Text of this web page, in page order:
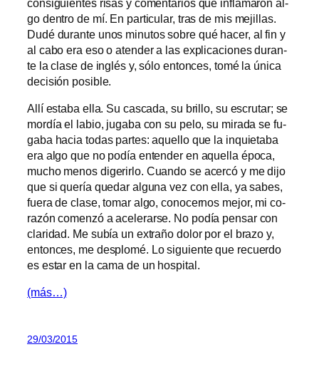
con­si­guien­tes ri­sas y co­men­ta­rios que in­fla­ma­ron al­
go den­tro de mí. En par­ti­cu­lar, tras de mis me­ji­llas.
Dudé du­ran­te unos mi­nu­tos so­bre qué ha­cer, al fin y
al ca­bo era eso o aten­der a las ex­pli­ca­cio­nes du­ran­
te la cla­se de in­glés y, só­lo en­ton­ces, to­mé la úni­ca
de­ci­sión posible.
Allí es­ta­ba ella. Su cas­ca­da, su bri­llo, su es­cru­tar; se
mor­día el la­bio, ju­ga­ba con su pe­lo, su mi­ra­da se fu­
ga­ba ha­cia to­das par­tes: aque­llo que la in­quie­ta­ba
era al­go que no po­día en­ten­der en aque­lla épo­ca,
mu­cho me­nos di­ge­rir­lo. Cuando se acer­có y me di­jo
que si que­ría que­dar al­gu­na vez con ella, ya sa­bes,
fue­ra de cla­se, to­mar al­go, co­no­cer­nos me­jor, mi co­
ra­zón co­men­zó a ace­le­rar­se. No po­día pen­sar con
cla­ri­dad. Me subía un ex­tra­ño do­lor por el bra­zo y,
en­ton­ces, me des­plo­mé. Lo si­guien­te que re­cuer­do
es es­tar en la ca­ma de un hospital.
(más…)
29/03/2015